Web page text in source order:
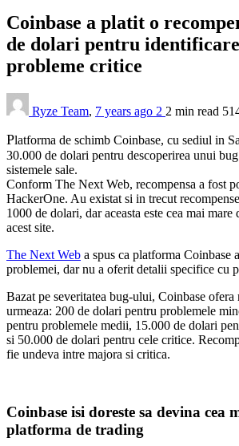
Coinbase a platit o
de dolari pentru
probleme critice
Ryze Team, 7 years ago 2 2 min read
Platforma de schimb Coinbase, cu sediul in
30.000 de dolari pentru descoperirea unui
sistemele sale.
Conform The Next Web, recompensa a fost
HackerOne. Au existat si in trecut
1000 de dolari, dar aceasta este cea mai mare
acest site.
The Next Web a spus ca platforma Coinbase
problemei, dar nu a oferit detalii specifice cu
Bazat pe severitatea bug-ului, Coinbase ofera
urmeaza: 200 de dolari pentru problemele
pentru problemele medii, 15.000 de dolari
si 50.000 de dolari pentru cele critice.
fie undeva intre majora si critica.
Coinbase isi doreste sa devina cea
platforma de trading